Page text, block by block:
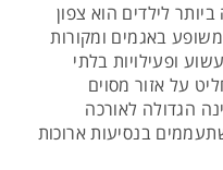
לילדים הוא צפון
באגמים ומקורות
ופעילויות בלתי
על אזור מסוים
הגדולה לאורכה
בנסיעות ארוכות